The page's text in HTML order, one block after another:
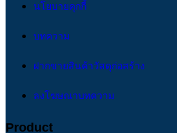
นโยบายคุกกี้
บทความ
ฝากขายสินค้าวัสดุก่อสร้าง
ลงโฆษณาบทความ
Product